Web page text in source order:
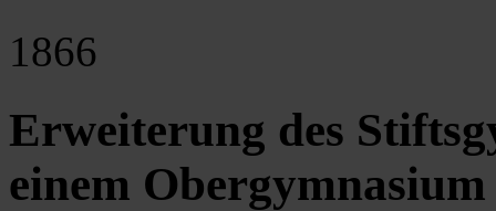
1866
Erweiterung des
einem Obergymnasium